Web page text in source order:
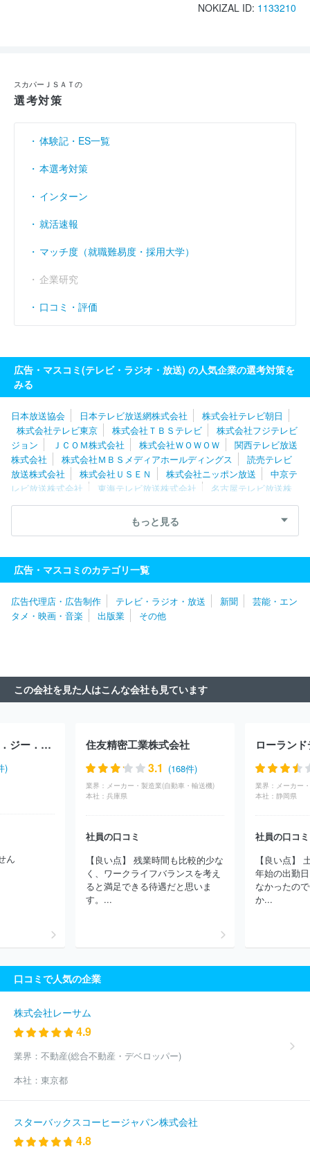
NOKIZAL ID: 1133210
スカパーＪＳＡＴの
選考対策
体験記・ES一覧
本選考対策
インターン
就活速報
マッチ度（就職難易度・採用大学）
企業研究
口コミ・評価
広告・マスコミ(テレビ・ラジオ・放送) の人気企業の選考対策を
みる
日本放送協会 日本テレビ放送網株式会社
株式会社テレビ朝日
株式会社テレビ東京
株式会社ＴＢＳテレビ
株式会社フジテレビ
ジョン
ＪＣＯＭ株式会社 株式会社ＷＯＷＯＷ
関西テレビ放送
株式会社
株式会社ＭＢＳメディアホールディングス
読売テレビ
放送株式会社
株式会社ＵＳＥＮ 株式会社ニッポン放送
中京テ
レビ放送株式会社
東海テレビ放送株式会社
名古屋テレビ放送株
式会社
株式会社ＴＢＳスパークル
スカパーＪＳＡＴ株式会社
株式会社ＴＢＳラジオ
株式会社テレビ西日
本
画
テレビ愛知株式会社
イッツ・コミュニケーションズ株式会社
札幌テレビ放送株式会社
株式会社エフエム東京
日本放送
株式会社静岡朝日テレビ 株式会社ＢＳ日テレ
株式会
社宮城テレビ放送
株式会社ＢＳ－ＴＢＳ
送株式会社
株式会社テレビ新広島 北海道放送株式会社
もっと見る
広告・マスコミのカテゴリ一覧
広告代理店・広告制作 テレビ・ラジオ・放送 新聞
芸能・エン
タメ・映画・音楽
出版業 その他
この会社を見た人はこんな会社も見ています
ローランドディー．ジー．株式会社
)
ん
住友精密工業株式会社
3.1 (168件)
業界： メーカー・製造業(自動車・輸送機)
本社： 兵庫県
社員の口コミ
【良い点】 残業時間も比較的少な
く、ワークライフバランスを考え
ると満足できる待遇だと思いま
す。...
業界： メーカー
本社： 静岡県
社員の口コミ
【良い点】
年始の出勤
なかったの
か...
口コミで人気の企業
株式会社レーサム
4.9
業界： 不動産(総合不動産・デベロッパー)
本社： 東京都
スターバックスコーヒージャパン株式会社
4.8